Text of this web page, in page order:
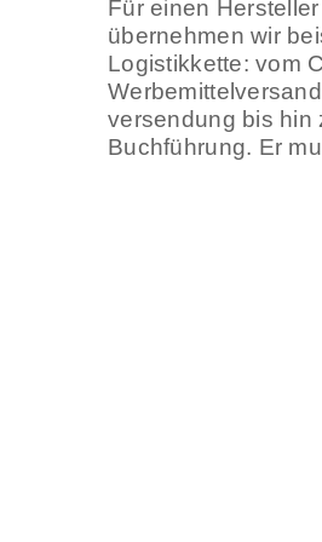
Für einen
übernehmen wir
Logistikkette: vom
versendung bis hin
Buchführung. Er